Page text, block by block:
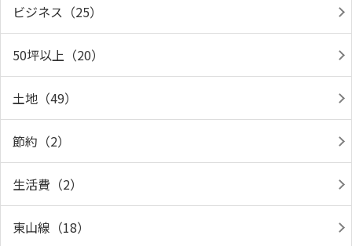
ビジネス（25）
50坪以上（20）
土地（49）
節約（2）
生活費（2）
東山線（18）